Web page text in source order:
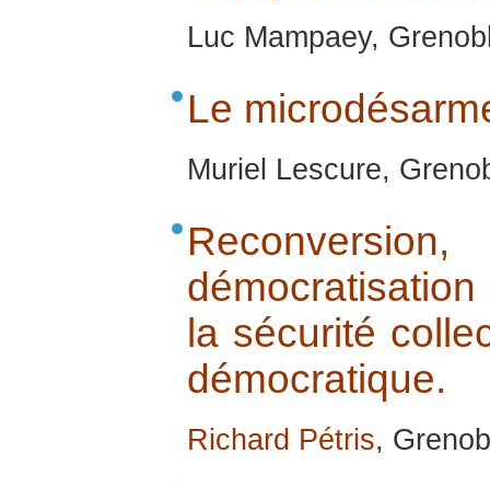
Luc Mampaey,
Le
Muriel Lescure,
la sécurité
démocratique.
Richard Pétris,